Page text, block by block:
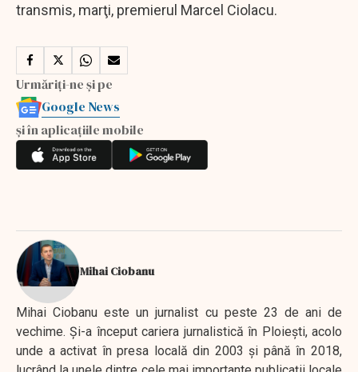
transmis, marţi, premierul Marcel Ciolacu.
Urmăriți-ne și pe
Google News
și în aplicațiile mobile
Mihai Ciobanu
Mihai Ciobanu este un jurnalist cu peste 23 de ani de
vechime. Şi-a început cariera jurnalistică în Ploieşti, acolo
unde a activat în presa locală din 2003 şi până în 2018,